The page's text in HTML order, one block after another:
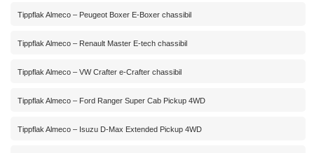
Tippflak Almeco – Peugeot Boxer E-Boxer chassibil
Tippflak Almeco – Renault Master E-tech chassibil
Tippflak Almeco – VW Crafter e-Crafter chassibil
Tippflak Almeco – Ford Ranger Super Cab Pickup 4WD
Tippflak Almeco – Isuzu D-Max Extended Pickup 4WD